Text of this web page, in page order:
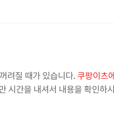
려질 때가 있습니다. 쿠팡이츠
시간을 내셔서 내용을 확인하